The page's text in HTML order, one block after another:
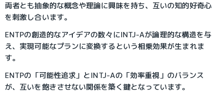
両者とも抽象的な概念や理論に興味を持ち、互いの知的好奇心
を刺激し合います。
ENTPの創造的なアイデアの数々にINTJ-Aが論理的な構造を与
え、実現可能なプランに変換するという相乗効果が生まれま
す。
ENTPの「可能性追求」とINTJ-Aの「効率重視」のバランス
が、互いを飽きさせない関係を築く鍵となっています。